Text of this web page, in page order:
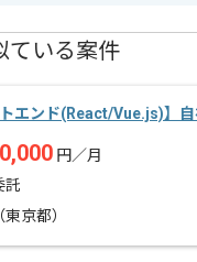
したり積極的に開発に携
ている案件
トエンド(React/Vue.js)】
円／月
託
京都）